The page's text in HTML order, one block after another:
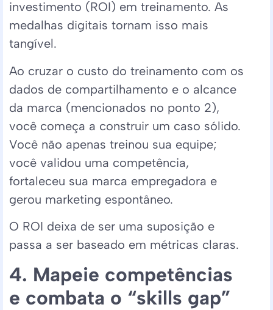
investimento (ROI) em treinamento. As
medalhas digitais tornam isso mais
tangível.
Ao cruzar o custo do treinamento com os
dados de compartilhamento e o alcance
da marca (mencionados no ponto 2),
você começa a construir um caso sólido.
Você não apenas treinou sua equipe;
você validou uma competência,
fortaleceu sua marca empregadora e
gerou marketing espontâneo.
O ROI deixa de ser uma suposição e
passa a ser baseado em métricas claras.
4. Mapeie competências
e combata o “skills gap”